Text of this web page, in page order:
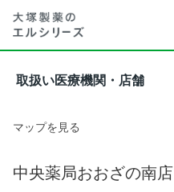
取扱い医療機関・店舗
マップを見る
中央薬局おおざの南店